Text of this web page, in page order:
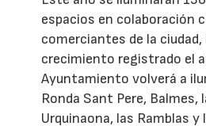
espacios en colaboración
comerciantes de la
crecimiento registrado el
Ayuntamiento volverá a
Ronda Sant Pere, Balmes,
Urquinaona, las Ramblas y